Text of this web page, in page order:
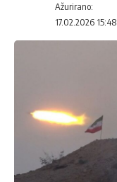
Ažurirano:
17.02.2026 15:48